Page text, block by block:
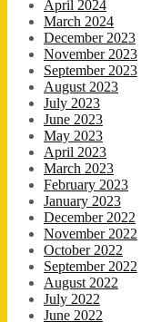
April 2024
March 2024
December 2023
November 2023
September 2023
August 2023
July 2023
June 2023
May 2023
April 2023
March 2023
February 2023
January 2023
December 2022
November 2022
October 2022
September 2022
August 2022
July 2022
June 2022